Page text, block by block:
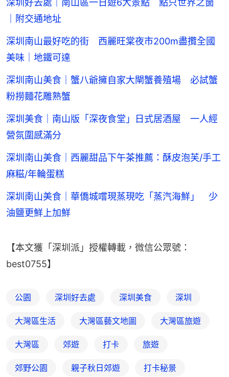
深圳好去處｜南山區一日遊6大景點 點只世界之窗
｜附交通地址
深圳南山最好吃的街 西麗旺棠夜市200m盡攬全國
美味｜地鐵可達
深圳南山美食｜蟹八爺擁自家大閘蟹養殖場 必試蟹
粉撈麵花雕熟蟹
深圳美食｜南山版「深夜食堂」日式居酒屋 一人經
營氛圍感滿分
深圳南山美食｜西麗甜品下午茶推薦：酥皮泡芙/手工
麻糍/年輪蛋糕
深圳南山美食｜華僑城嚐現蒸現吃「蒸汽海鮮」 少
油鹽更鮮上加鮮
【本文獲「深圳派」授權轉載，微信公眾號：
best0755】
公園 深圳好去處 深圳美食 深圳
大灣區生活 大灣區藝文地圖 大灣區旅遊
大灣區 郊遊 打卡 旅遊
郊野公園 親子秋日郊遊 打卡秘景